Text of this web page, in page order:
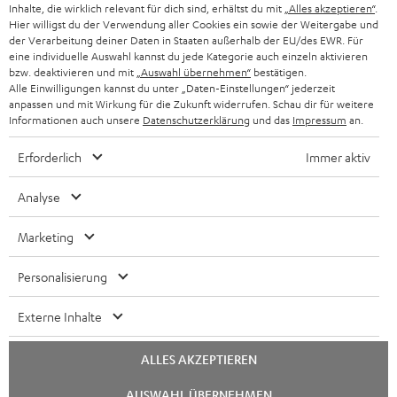
Inhalte, die wirklich relevant für dich sind, erhältst du mit „Alles akzeptieren“.
Hier willigst du der Verwendung aller Cookies ein sowie der Weitergabe und
der Verarbeitung deiner Daten in Staaten außerhalb der EU/des EWR. Für
eine individuelle Auswahl kannst du jede Kategorie auch einzeln aktivieren
bzw. deaktivieren und mit „Auswahl übernehmen“ bestätigen.
Alle Einwilligungen kannst du unter „Daten-Einstellungen“ jederzeit
anpassen und mit Wirkung für die Zukunft widerrufen. Schau dir für weitere
Informationen auch unsere Datenschutzerklärung und das Impressum an.
Erforderlich Immer aktiv
Analyse
Marketing
Personalisierung
Externe Inhalte
ALLES AKZEPTIEREN